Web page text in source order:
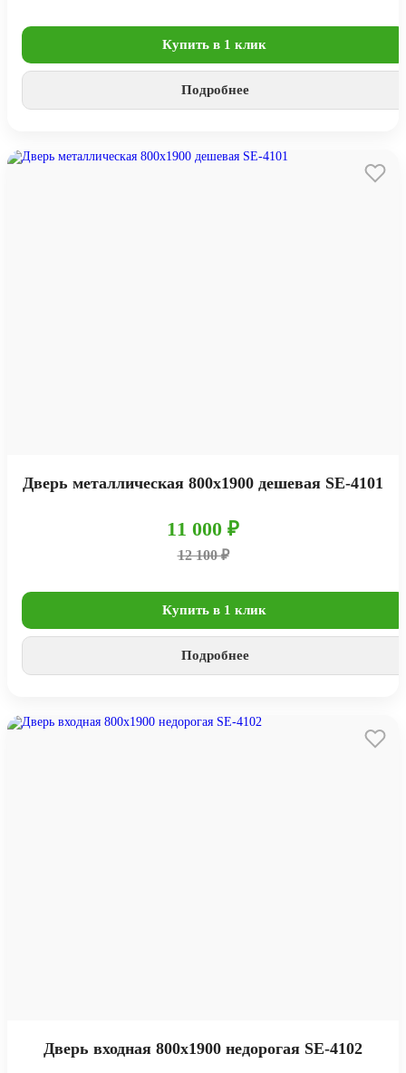
Купить в 1 клик
Подробнее
Дверь металлическая 800х1900 дешевая SE-4101
11 000 ₽
12 100 ₽
Купить в 1 клик
Подробнее
Дверь входная 800х1900 недорогая SE-4102